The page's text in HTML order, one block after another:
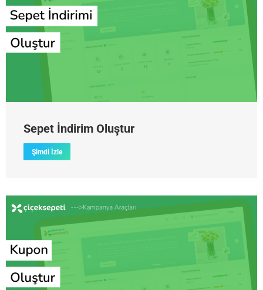
Sepet İndirim Oluştur
Şimdi İzle